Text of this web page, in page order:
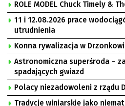
ROLE MODEL Chuck Timely &
11 i 12.08.2026 prace
utrudnienia
Konna rywalizacja w
Astronomiczna superśroda –
spadających gwiazd
Polacy niezadowoleni z rządu
Tradycje winiarskie jako